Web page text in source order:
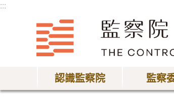
:::
認識監察院 監察